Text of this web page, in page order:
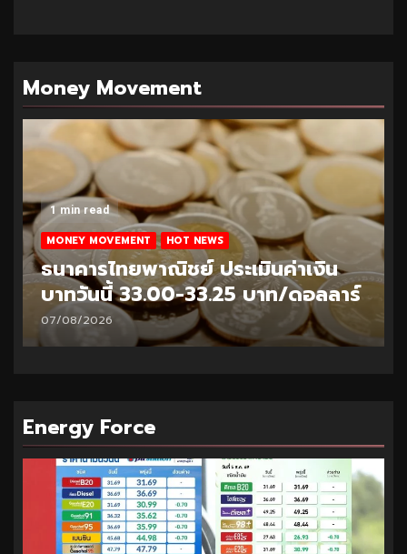
Money Movement
1 min read
MONEY MOVEMENT HOT NEWS
ธนาคารไทยพาณิชย์ ประเมินค่าเงิน
บาทวันนี้ 32.95-33.20 บาท/ดอลลาร์
06/08/2026
Energy Force